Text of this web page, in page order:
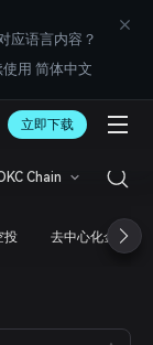
应语言内容？
用 简体中文
立即下载
Chain
投 去中心化金融